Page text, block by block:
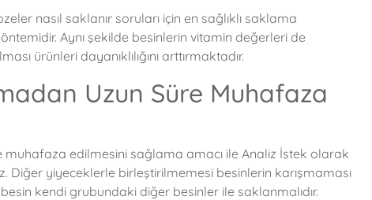
nasıl saklanır soruları için en sağlıklı saklama
Aynı şekilde besinlerin vitamin değerleri de
ürünleri dayanıklılığını arttırmaktadır.
Uzun Süre Muhafaza
muhafaza edilmesini sağlama amacı ile Analiz İstek olarak
Diğer yiyeceklerle birleştirilmemesi besinlerin karışmaması
kendi grubundaki diğer besinler ile saklanmalıdır.